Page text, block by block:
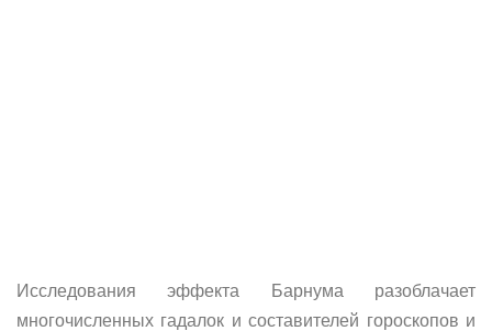
Исследования эффекта Барнума разоблачает
многочисленных гадалок и составителей гороскопов и